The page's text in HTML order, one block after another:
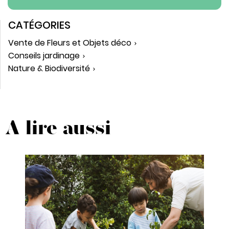
CATÉGORIES
Vente de Fleurs et Objets déco
Conseils jardinage
Nature & Biodiversité
A lire aussi